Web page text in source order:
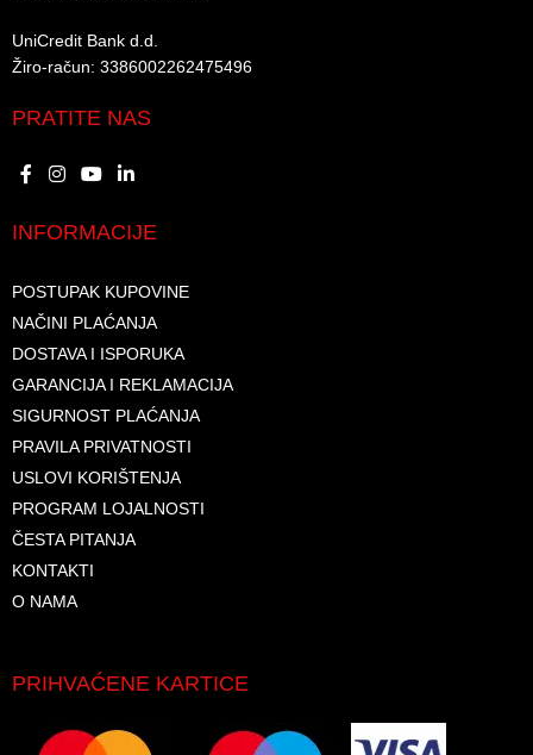
UniCredit Bank d.d.​
Žiro-račun: 3386002262475496​​
PRATITE NAS
INFORMACIJE
POSTUPAK KUPOVINE
NAČINI PLAĆANJA
DOSTAVA I ISPORUKA
GARANCIJA I REKLAMACIJA
SIGURNOST PLAĆANJA
PRAVILA PRIVATNOSTI
USLOVI KORIŠTENJA
PROGRAM LOJALNOSTI
ČESTA PITANJA
KONTAKTI
O NAMA
PRIHVAĆENE KARTICE